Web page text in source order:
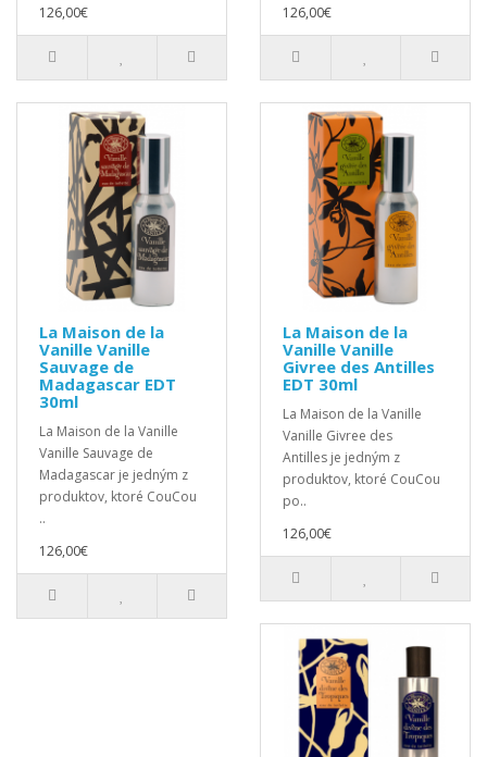
126,00€
126,00€
La Maison de la
Vanille Vanille
Sauvage de
Madagascar EDT
30ml
La Maison de la Vanille
Vanille Sauvage de
Madagascar je jedným z
produktov, ktoré CouCou
..
126,00€
La Maison de la
Vanille Vanille
Givree des Antilles
EDT 30ml
La Maison de la Vanille
Vanille Givree des
Antilles je jedným z
produktov, ktoré CouCou
po..
126,00€